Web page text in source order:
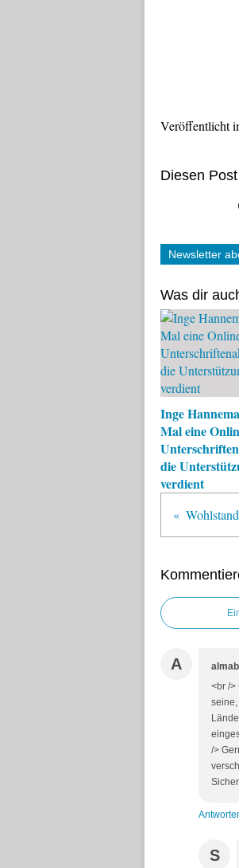
Veröffentlicht
Diesen
Newsletter
Was dir
Inge
Mal eine
die
verdient
A
<br />
/>
S